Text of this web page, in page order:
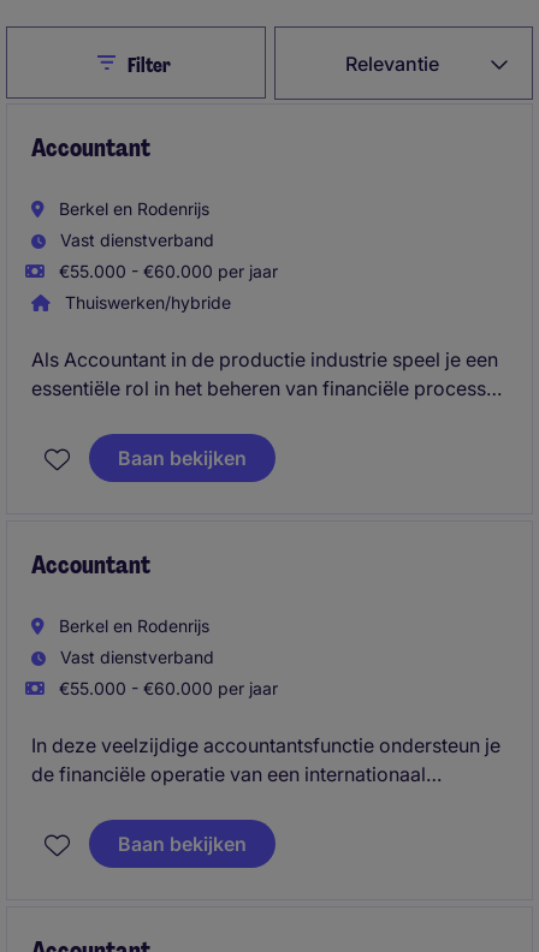
Relevantie
CloseFilter
Accountant
Berkel en Rodenrijs
Vast dienstverband
€55.000 - €60.000 per jaar
Thuiswerken/hybride
Als Accountant in de productie industrie speel je een
essentiële rol in het beheren van financiële processen
zorgt ervoor dat de financiële administratie soepel
verloopt en draagt bij aan het financiële succes van
Baan bekijken
Accountant
Berkel en Rodenrijs
Vast dienstverband
€55.000 - €60.000 per jaar
In deze veelzijdige accountantsfunctie ondersteun je
de financiële operatie van een internationaal
uiteenlopende werkzaamheden binnen accounting,
payroll en reporting. Je werkt intensief samen met
rapportages en verdere optimalisatie van financiële
Baan bekijken